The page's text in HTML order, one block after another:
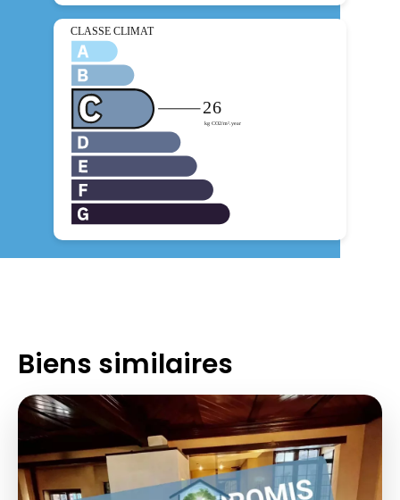
Biens similaires